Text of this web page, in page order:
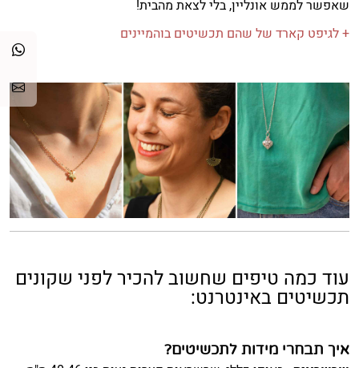
שאפשר לממש אונליין, בלי לצאת מהבית!
+ לגיפט קארד של שהם תכשיטים בוהמיינים
עוד כמה טיפים שחשוב להכיר לפני שקונים
תכשיטים באינטרנט:
איך תבחרי מידות לתכשיטים?